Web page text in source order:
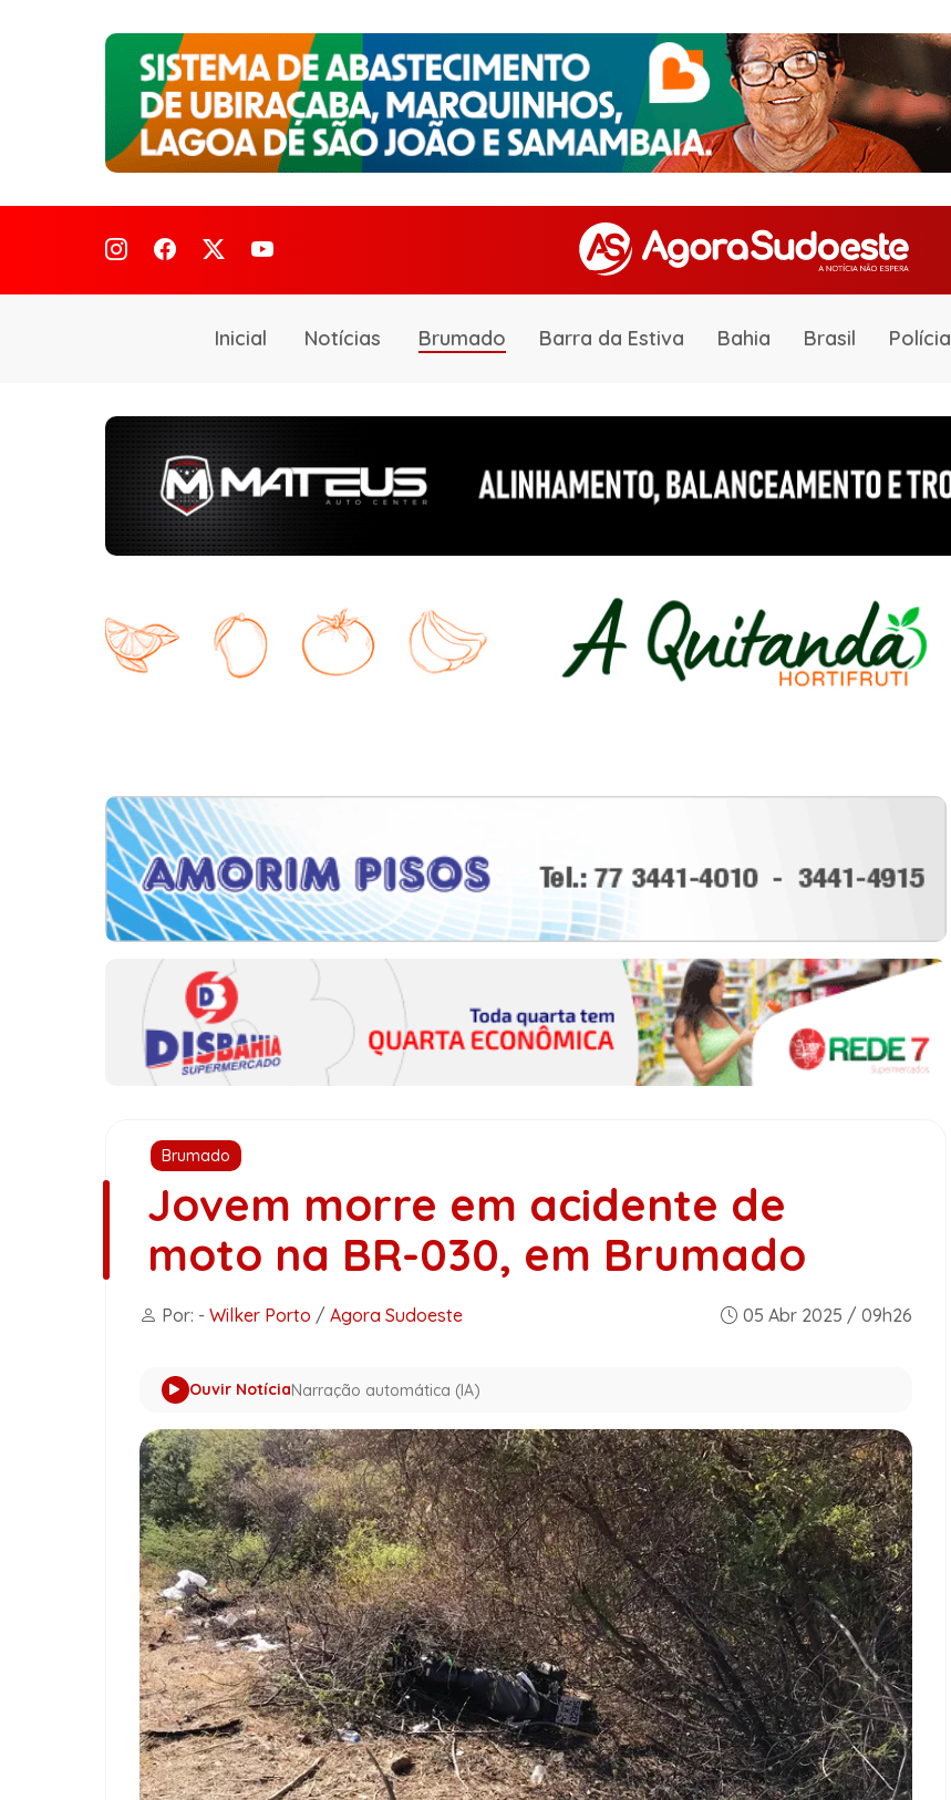
Inicial Notícias Brumado Barra da Estiva Bahia Brasil Polícia
Brumado
Jovem morre em acidente de
moto na BR-030, em Brumado
Por: - Wilker Porto / Agora Sudoeste 05 Abr 2025 / 09h26
Ouvir NotíciaNarração automática (IA)